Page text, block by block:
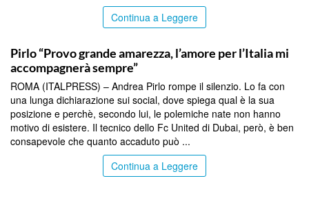
Continua a Leggere
Pirlo “Provo grande amarezza, l’amore per l’Italia mi
accompagnerà sempre”
ROMA (ITALPRESS) – Andrea Pirlo rompe il silenzio. Lo fa con
una lunga dichiarazione sui social, dove spiega qual è la sua
posizione e perchè, secondo lui, le polemiche nate non hanno
motivo di esistere. Il tecnico dello Fc United di Dubai, però, è ben
consapevole che quanto accaduto può ...
Continua a Leggere